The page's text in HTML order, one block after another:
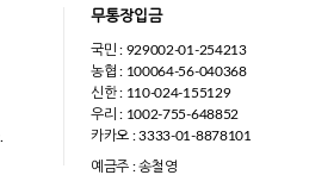
무통장입금
국민 : 929002-01-254213
농협 : 100064-56-040368
신한 : 110-024-155129
우리 : 1002-755-648852
카카오 : 3333-01-8878101
예금주 : 송철영